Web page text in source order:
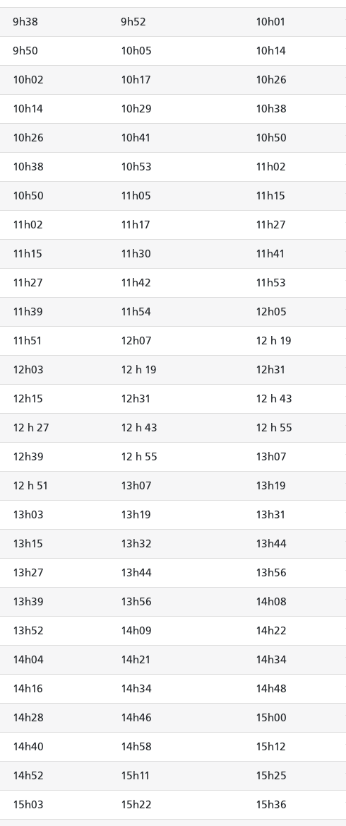
9h38 9h52 10h01
9h50 10h05 10h14
10h02 10h17 10h26
10h14 10h29 10h38
10h26 10h41 10h50
10h38 10h53 11h02
10h50 11h05 11h15
11h02 11h17 11h27
11h15 11h30 11h41
11h27 11h42 11h53
11h39 11h54 12h05
11h51 12h07 12 h 19
12h03 12 h 19 12h31
12h15 12h31 12 h 43
12 h 27 12 h 43 12 h 55
12h39 12 h 55 13h07
12 h 51 13h07 13h19
13h03 13h19 13h31
13h15 13h32 13h44
13h27 13h44 13h56
13h39 13h56 14h08
13h52 14h09 14h22
14h04 14h21 14h34
14h16 14h34 14h48
14h28 14h46 15h00
14h40 14h58 15h12
14h52 15h11 15h25
15h03 15h22 15h36